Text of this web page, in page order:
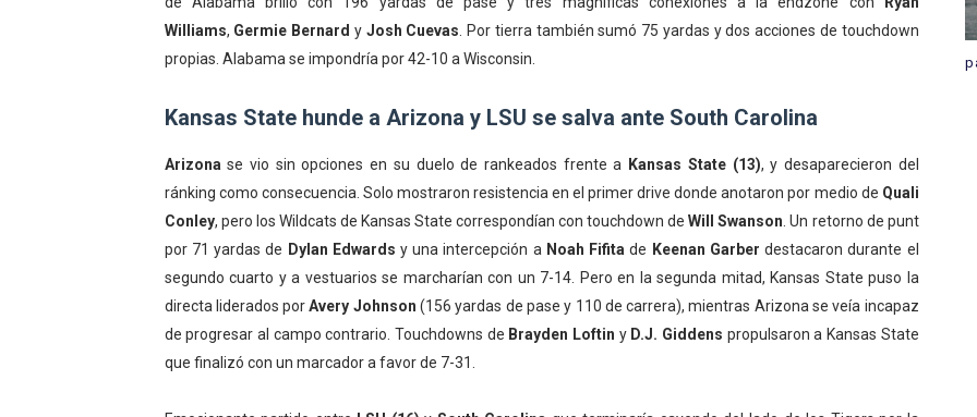
Williams, Germie Bernard yJosh Cuevas . Por tierra también sumó 75 yardas y dos acciones de touchdown
propias. Alabama se impondría por 42-10 a Wisconsin.
Kansas State hunde a Arizona y LSU se salva ante South Carolina
Arizona se vio sin opciones en su duelo de rankeados frente a Kansas State (13), y desaparecieron del
ránking como consecuencia. Solo mostraron resistencia en el primer drive donde anotaron por medio de Quali
Conley, pero los Wildcats de Kansas State correspondían con touchdown deWill Swanson . Un retorno de punt
por 71 yardas de Dylan Edwards y una intercepción a Noah Fifita de Keenan Garber destacaron durante el
segundo cuarto y a vestuarios se marcharían con un 7-14. Pero en la segunda mitad, Kansas State puso la
directa liderados porAvery Johnson (156 yardas de pase y 110 de carrera), mientras Arizona se veía incapaz
de progresar al campo contrario. Touchdowns de Brayden Loftin y D.J. Giddens propulsaron a Kansas State
que finalizó con un marcador a favor de 7-31.